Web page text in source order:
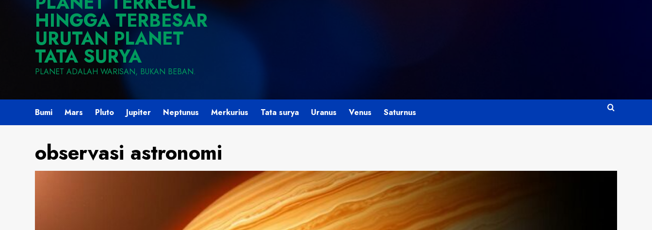
HINGGA TERBESAR
URUTAN PLANET
TATA SURYA
PLANET ADALAH WARISAN, BUKAN BEBAN.
Bumi Mars Pluto Jupiter Neptunus Merkurius Tata surya Uranus Venus Saturnus
observasi astronomi